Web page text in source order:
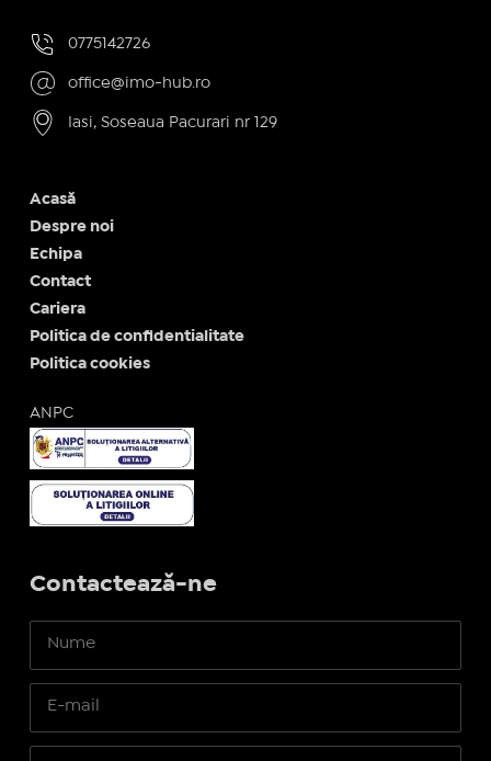
0775142726
office@imo-hub.ro
Iasi, Soseaua Pacurari nr 129
Acasă
Despre noi
Echipa
Contact
Cariera
Politica de confidentialitate
Politica cookies
ANPC
Contactează-ne